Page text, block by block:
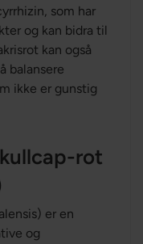
som har
og kan bidra til
kan også
balansere
ikke er gunstig
rot
er en
og